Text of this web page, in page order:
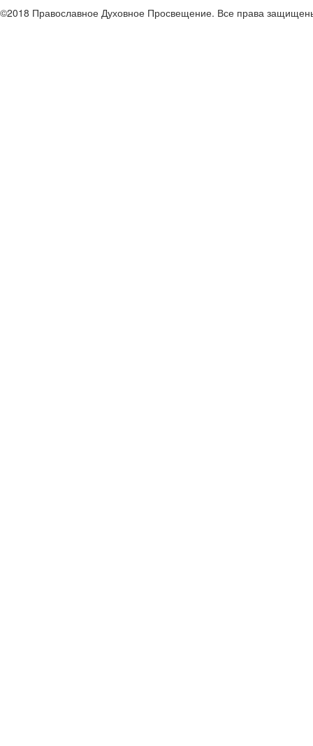
©2018 Православное Духовное Просвещение. Все права